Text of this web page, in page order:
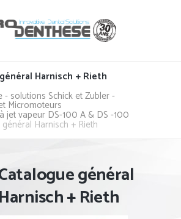
Harnisch + Rieth
- solutions Schick et Zubler -
Micromoteurs
jet vapeur DS-100 A & DS -100
Harnisch + Rieth
général
Harnisch + Rieth